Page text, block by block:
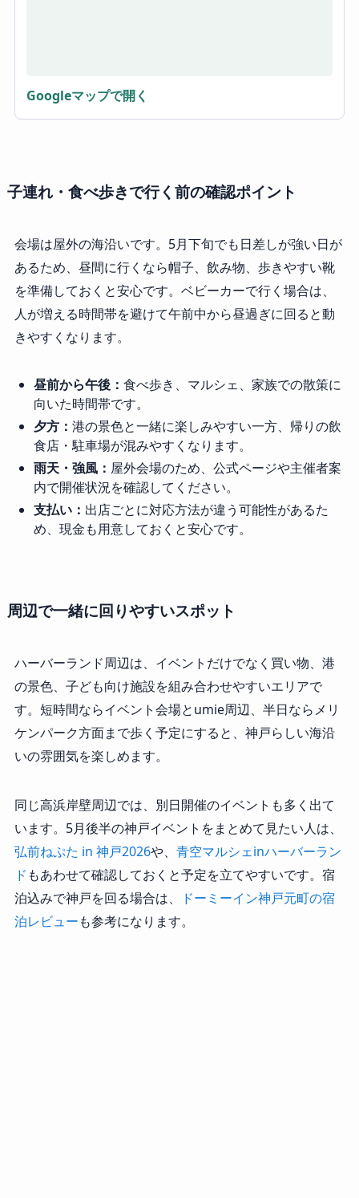
Googleマップで開く
子連れ・食べ歩きで行く前の確認ポイント
会場は屋外の海沿いです。5月下旬でも日差しが強い日が
あるため、昼間に行くなら帽子、飲み物、歩きやすい靴
を準備しておくと安心です。ベビーカーで行く場合は、
人が増える時間帯を避けて午前中から昼過ぎに回ると動
きやすくなります。
昼前から午後： 食べ歩き、マルシェ、家族での散策に
向いた時間帯です。
夕方： 港の景色と一緒に楽しみやすい一方、帰りの飲
食店・駐車場が混みやすくなります。
雨天・強風： 屋外会場のため、公式ページや主催者案
内で開催状況を確認してください。
支払い： 出店ごとに対応方法が違う可能性があるた
め、現金も用意しておくと安心です。
周辺で一緒に回りやすいスポット
ハーバーランド周辺は、イベントだけでなく買い物、港
の景色、子ども向け施設を組み合わせやすいエリアで
す。短時間ならイベント会場とumie周辺、半日ならメリ
ケンパーク方面まで歩く予定にすると、神戸らしい海沿
いの雰囲気を楽しめます。
同じ高浜岸壁周辺では、別日開催のイベントも多く出て
います。5月後半の神戸イベントをまとめて見たい人は、
弘前ねぷた in 神戸2026や、 青空マルシェinハーバーラン
ド もあわせて確認しておくと予定を立てやすいです。宿
泊込みで神戸を回る場合は、
ドーミーイン神戸元町の宿
泊レビューも参考になります。